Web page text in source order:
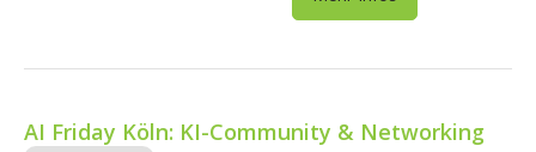
AI Friday Köln: KI-Community & Networking